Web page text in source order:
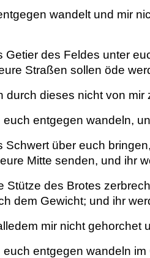
wandelt und mir
Getier des Feldes unter
Straßen sollen öde
durch dieses nicht von
entgegen wandeln,
Schwert über euch
Mitte senden, und ihr
Stütze des Brotes
dem Gewicht; und ihr
mir nicht gehorchet
entgegen wandeln